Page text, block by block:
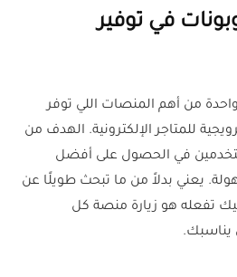
في توفير
واحدة من أهم المنصات اللي توفر
للمتاجر الإلكترونية. الهدف من
في الحصول على أفضل
يعني بدلاً من ما تبحث طويلًا عن
تفعله هو زيارة منصة كل
يناسبك.